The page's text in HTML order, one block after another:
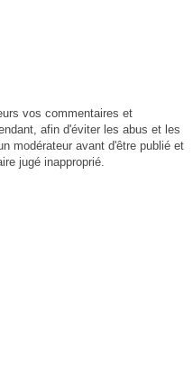
vos commentaires et
afin d'éviter les abus et les
modérateur avant d'être publié et
jugé inapproprié.